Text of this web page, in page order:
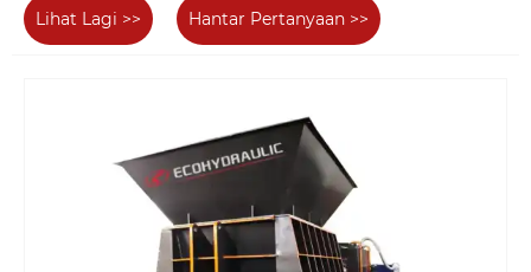
Lihat Lagi >> Hantar Pertanyaan >>